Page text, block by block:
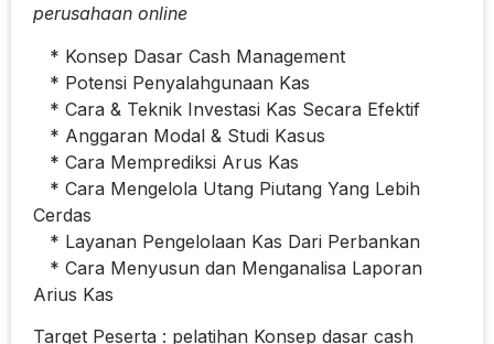
perusahaan online
* Konsep Dasar Cash Management
* Potensi Penyalahgunaan Kas
* Cara & Teknik Investasi Kas Secara Efektif
* Anggaran Modal & Studi Kasus
* Cara Memprediksi Arus Kas
* Cara Mengelola Utang Piutang Yang Lebih
Cerdas
* Layanan Pengelolaan Kas Dari Perbankan
* Cara Menyusun dan Menganalisa Laporan
Arius Kas
Target Peserta : pelatihan Konsep dasar cash